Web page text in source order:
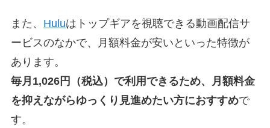
また、 Huluはトップギアを視聴できる動画配信サ
ービスのなかで、月額料金が安いといった特徴が
あります。
毎月1,026円（税込）で利用できるため、月額料金
を抑えながらゆっくり見進めたい方におすすめで
す。